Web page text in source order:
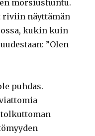
morsiushuntu.
riviin näyttämän
kukin kuin
”Olen
puhdas.